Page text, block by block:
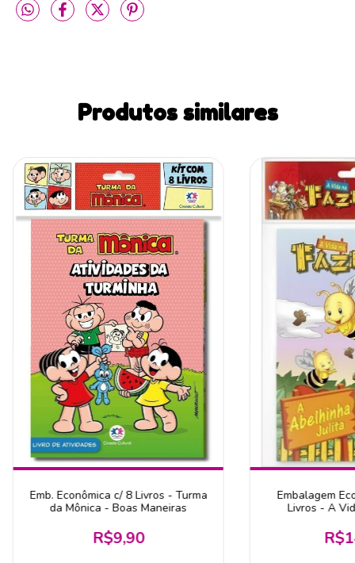
Produtos similares
Emb. Econômica c/ 8 Livros - Turma
da Mônica - Boas Maneiras
R$9,90
Embalagem
Livros - A